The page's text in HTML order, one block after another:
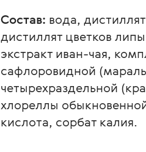
Состав: вода,
дистиллят цветков
экстракт иван-чая,
сафлоровидной
четырехраздельной
хлореллы
кислота, сорбат калия.